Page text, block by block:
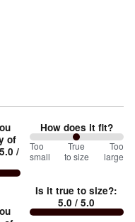
of
5.0 /
How does it fit?
100
between
small
and
Too
small
True
to size
Too
large
Is it true to size?:
5.0 / 5.0